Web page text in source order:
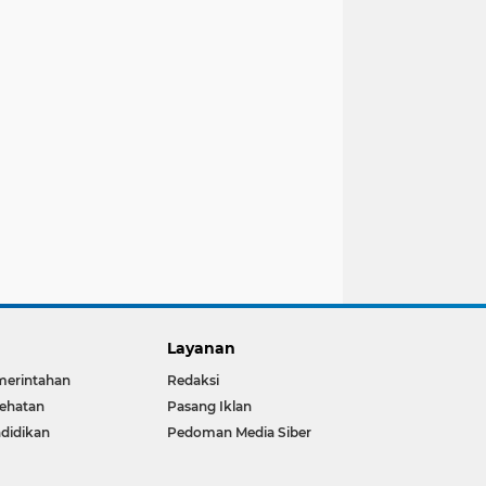
Layanan
Redaksi
Pasang Iklan
Pedoman Media Siber